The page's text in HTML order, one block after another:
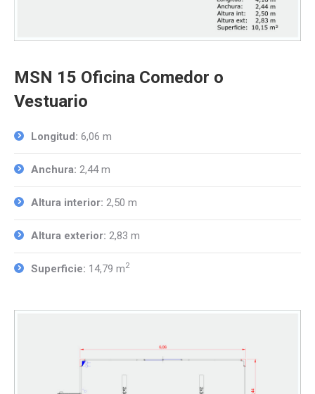
MSN 15 Oficina Comedor o
Vestuario
Longitud: 6,06 m
Anchura: 2,44 m
Altura interior: 2,50 m
Altura exterior: 2,83 m
Superficie: 14,79 m2